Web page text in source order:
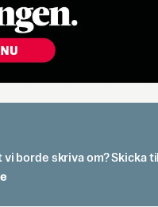
borde skriva om? Skicka till